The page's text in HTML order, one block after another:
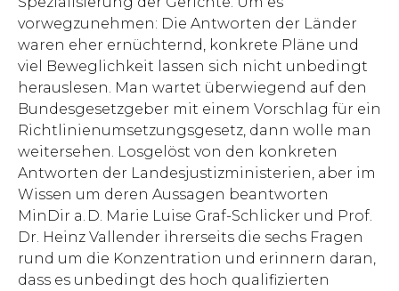
vorwegzunehmen: Die Antworten der Länder
waren eher ernüchternd, konkrete Pläne und
viel Beweglichkeit lassen sich nicht unbedingt
herauslesen. Man wartet überwiegend auf den
Bundesgesetzgeber mit einem Vorschlag für ein
Richtlinienumsetzungsgesetz, dann wolle man
weitersehen. Losgelöst von den konkreten
Antworten der Landesjustizministerien, aber im
Wissen um deren Aussagen beantworten
MinDir a. D. Marie Luise Graf-Schlicker und Prof.
Dr. Heinz Vallender ihrerseits die sechs Fragen
rund um die Konzentration und erinnern daran,
dass es unbedingt des hoch qualifizierten